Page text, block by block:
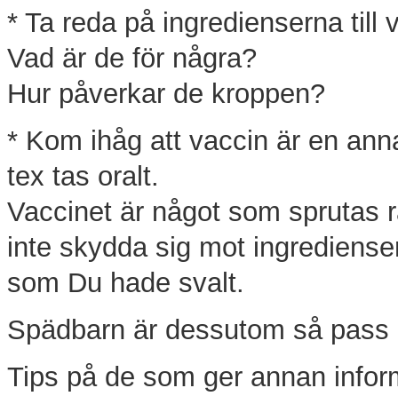
* Ta reda på ingredienserna till
Vad är de för några?
Hur påverkar de kroppen?
* Kom ihåg att vaccin är en
tex tas oralt.
Vaccinet är något som sprutas
inte skydda sig mot
som Du hade svalt.
Spädbarn är dessutom så
Tips på de som ger annan